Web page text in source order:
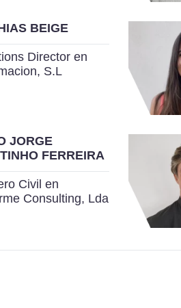
BEIGE
Director en
S.L
JORGE
FERREIRA
Civil en
Consulting, Lda